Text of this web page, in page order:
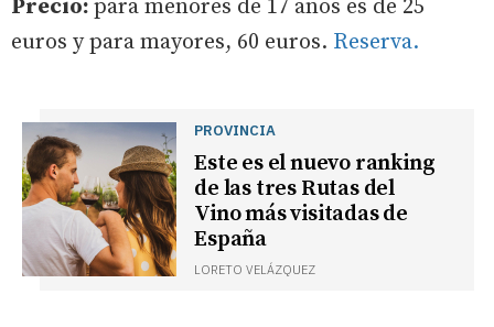
Precio: para menores de 17 años es de 25
euros y para mayores, 60 euros. Reserva.
PROVINCIA
Este es el nuevo ranking
de las tres Rutas del
Vino más visitadas de
España
LORETO VELÁZQUEZ